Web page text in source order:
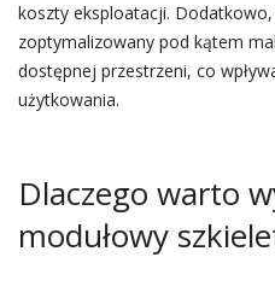
koszty eksploatacji.
zoptymalizowany pod kątem
dostępnej przestrzeni, co
użytkowania.
Dlaczego warto
modułowy